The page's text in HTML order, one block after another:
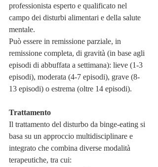
professionista esperto e qualificato nel
campo dei disturbi alimentari e della salute
mentale.
Può essere in remissione parziale, in
remissione completa, di gravità (in base agli
episodi di abbuffata a settimana): lieve (1-3
episodi), moderata (4-7 episodi), grave (8-
13 episodi) o estrema (oltre 14 episodi).
Trattamento
Il trattamento del disturbo da binge-eating si
basa su un approccio multidisciplinare e
integrato che combina diverse modalità
terapeutiche, tra cui: